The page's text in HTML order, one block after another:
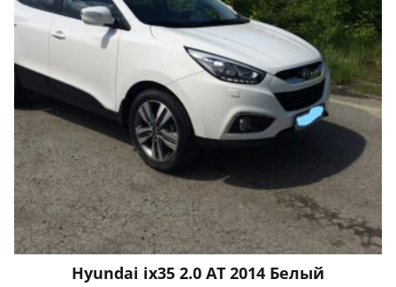
Hyundai ix35 2.0 АТ 2014 Белый